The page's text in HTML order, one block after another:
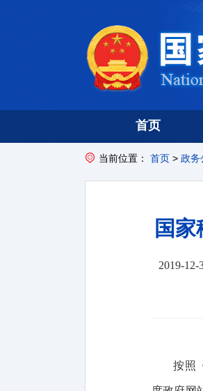
首页
当前位置： 首页 > 政务
国
2019-12-
按照